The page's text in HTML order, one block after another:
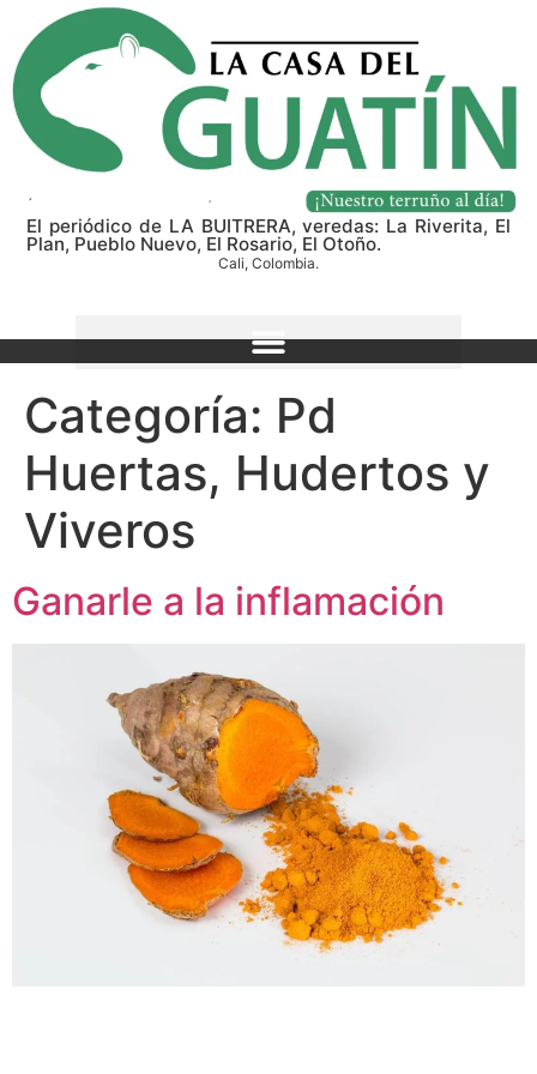
El periódico de LA BUITRERA, veredas: La Riverita, El
Plan, Pueblo Nuevo, El Rosario, El Otoño.
Cali, Colombia.
Categoría: Pd
Huertas, Hudertos y
Viveros
Ganarle a la inflamación